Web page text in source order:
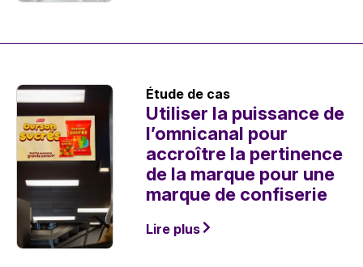
Étude de cas
Utiliser la puissance de
l’omnicanal pour
accroître la pertinence
de la marque pour une
marque de confiserie
Lire plus